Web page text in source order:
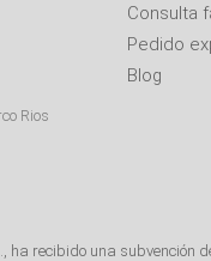
Rios
Consulta
Pedido
Blog
ha recibido una subvención